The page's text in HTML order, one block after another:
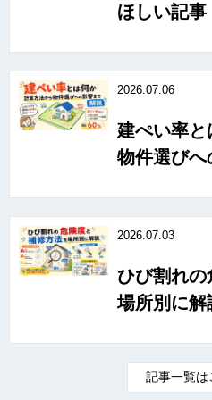
ほしい記事
2026.07.06
建ぺい率と
物件選びへ
2026.07.03
ひび割れの
場所別に解
記事一覧は